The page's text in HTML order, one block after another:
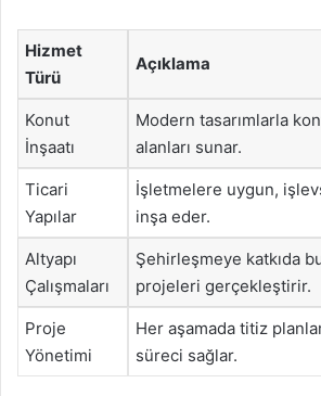
Hizmet
Türü
Açıklama
Konut
İnşaatı
Modern tasarımlarla
alanları sunar.
Ticari
Yapılar
İşletmelere uygun,
inşa eder.
Altyapı
Çalışmaları
Şehirleşmeye katkıda
projeleri gerçekleştirir.
Proje
Yönetimi
Her aşamada titiz
süreci sağlar.